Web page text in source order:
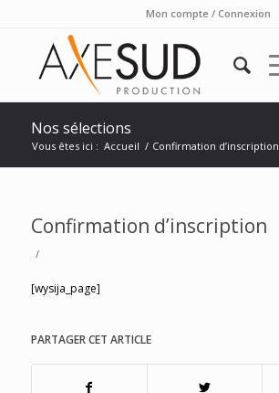
Mon compte / Connexion
Nos sélections
Vous êtes ici : Accueil / Confirmation d’inscription
Confirmation d’inscription
/
[wysija_page]
PARTAGER CET ARTICLE